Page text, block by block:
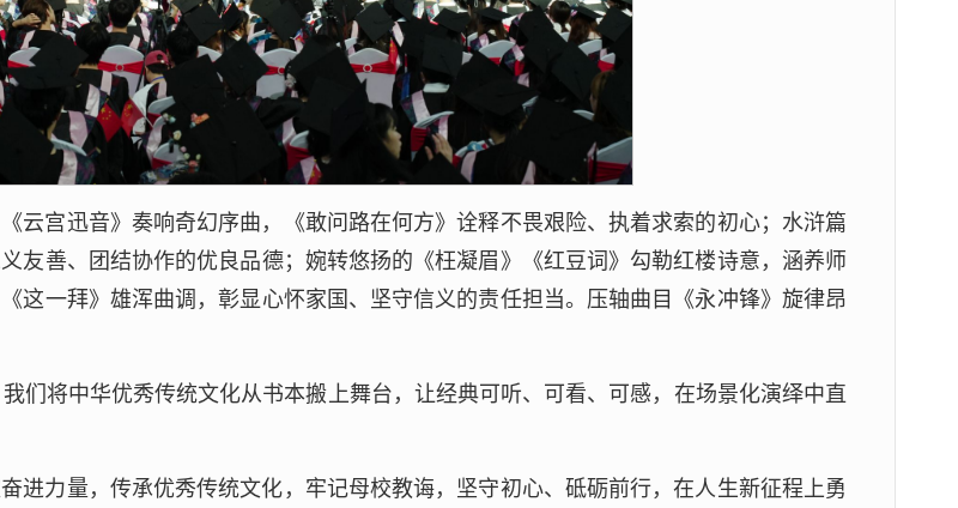
云宫迅音》奏响奇幻序曲，《敢问路在何方》诠释不畏艰险、执着求索的初心；水浒篇
友善、团结协作的优良品德；婉转悠扬的《枉凝眉》《红豆词》勾勒红楼诗意，涵养师
这一拜》雄浑曲调，彰显心怀家国、坚守信义的责任担当。压轴曲目《永冲锋》旋律昂
们将中华优秀传统文化从书本搬上舞台，让经典可听、可看、可感，在场景化演绎中直
进力量，传承优秀传统文化，牢记母校教诲，坚守初心、砥砺前行，在人生新征程上勇